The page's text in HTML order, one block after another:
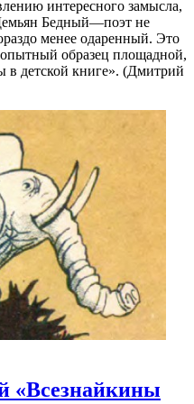
интересного замысла,
Бедный—поэт не
менее одаренный. Это
образец площадной,
в детской книге». (Дмитрий
«Всезнайкины